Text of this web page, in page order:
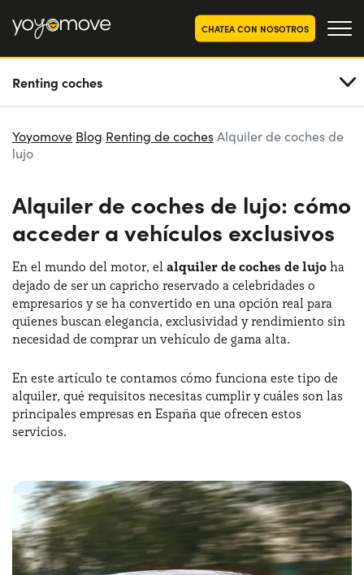
CHATEA CON NOSOTROS
OFERTAS RENTING COCHES
OFERTAS RENTING
SEGUNDA MANO
YoyoNow
QUIENES SOMOS
Trabaja con nosotros
CÓMO FUNCIONA
POR QUÉ CONVIENE
¿Necesitas ayuda? +34672028071
Renting coches
Yoyomove Blog Renting de cochesAlquiler de coches de
lujo
Alquiler de coches de lujo: cómo
acceder a vehículos exclusivos
En el mundo del motor, el alquiler de coches de lujo ha
dejado de ser un capricho reservado a celebridades o
empresarios y se ha convertido en una opción real para
quienes buscan elegancia, exclusividad y rendimiento sin
necesidad de comprar un vehículo de gama alta.
En este artículo te contamos cómo funciona este tipo de
alquiler, qué requisitos necesitas cumplir y cuáles son las
principales empresas en España que ofrecen estos
servicios.